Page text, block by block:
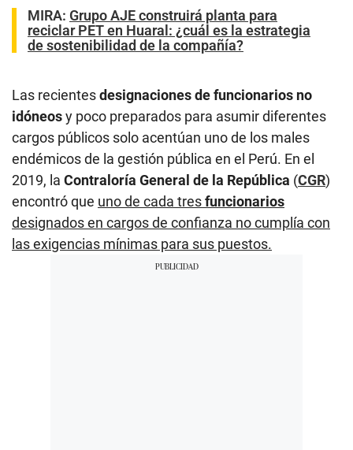
MIRA: Grupo AJE construirá planta para
reciclar PET en Huaral: ¿cuál es la estrategia
de sostenibilidad de la compañía?
Las recientesdesignaciones de funcionarios no
idóneosy poco preparados para asumir diferentes
cargos públicos solo acentúan uno de los males
endémicos de la gestión pública en el Perú. En el
2019, la Contraloría General de la República (CGR)
encontró que uno de cada tresfuncionarios
designados en cargos de confianza no cumplía con
las exigencias mínimas para sus puestos.